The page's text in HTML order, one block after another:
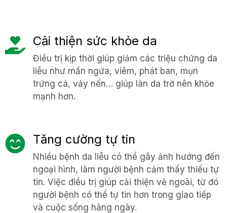
Cải thiện sức khỏe da
Điều trị kịp thời giúp giảm các triệu chứng da
liễu như mẩn ngứa, viêm, phát ban, mụn
trứng cá, vảy nến… giúp làn da trở nên khỏe
mạnh hơn.
Tăng cường tự tin
Nhiều bệnh da liễu có thể gây ảnh hưởng đến
ngoại hình, làm người bệnh cảm thấy thiếu tự
tin. Việc điều trị giúp cải thiện vẻ ngoài, từ đó
người bệnh có thể tự tin hơn trong giao tiếp
và cuộc sống hàng ngày.